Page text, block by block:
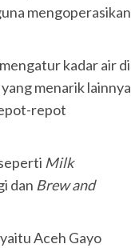
mengoperasikan
kadar air di
menarik lainnya
repot
Milk
dan Brew and
Aceh Gayo